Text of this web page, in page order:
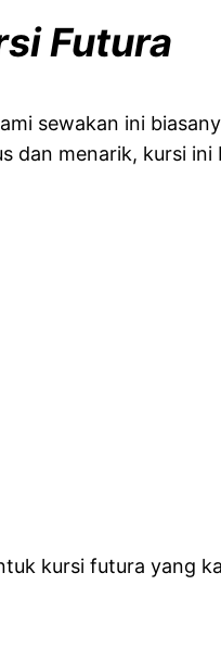
Futura
sewakan ini
dan menarik, kursi
kursi futura yang